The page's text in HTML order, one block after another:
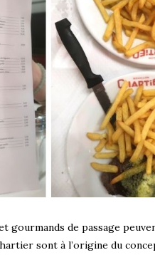
gourmands de passage
sont à l’origine du